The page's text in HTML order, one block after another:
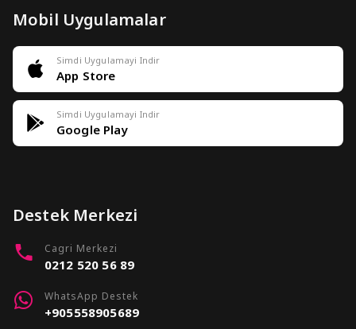
Mobil Uygulamalar
Simdi Uygulamayi Indir
App Store
Simdi Uygulamayi Indir
Google Play
Destek Merkezi
Cagri Merkezi
0212 520 56 89
WhatsApp Destek
+905558905689